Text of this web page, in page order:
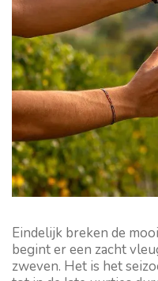
Eindelijk breken de
begint er een zacht
zweven. Het is het